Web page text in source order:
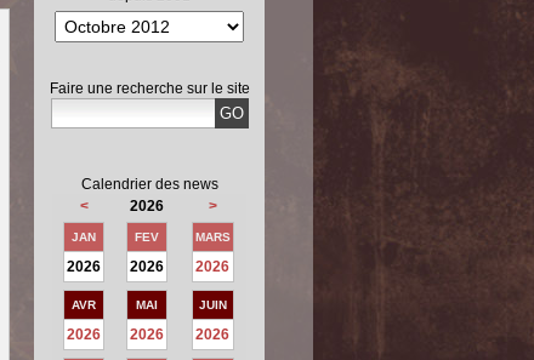
Faire une recherche sur le site
Calendrier des news
<
2026 >
JAN
2026
FEV
2026
MARS
2026
AVR
2026
MAI
2026
JUIN
2026